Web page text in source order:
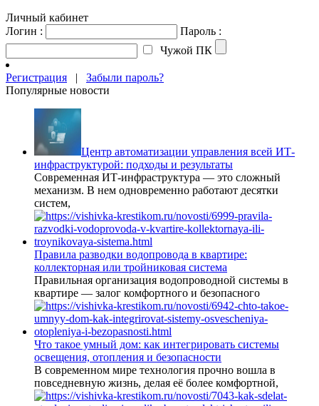
Личный кабинет
Логин :
Пароль :
Чужой ПК
Регистрация | Забыли пароль?
Популярные новости
Центр автоматизации управления всей ИТ-
инфраструктурой: подходы и результаты
Современная ИТ-инфраструктура — это сложный
механизм. В нем одновременно работают десятки
систем,
Правила разводки водопровода в квартире:
коллекторная или тройниковая система
Правильная организация водопроводной системы в
квартире — залог комфортного и безопасного
Что такое умный дом: как интегрировать системы
освещения, отопления и безопасности
В современном мире технология прочно вошла в
повседневную жизнь, делая её более комфортной,